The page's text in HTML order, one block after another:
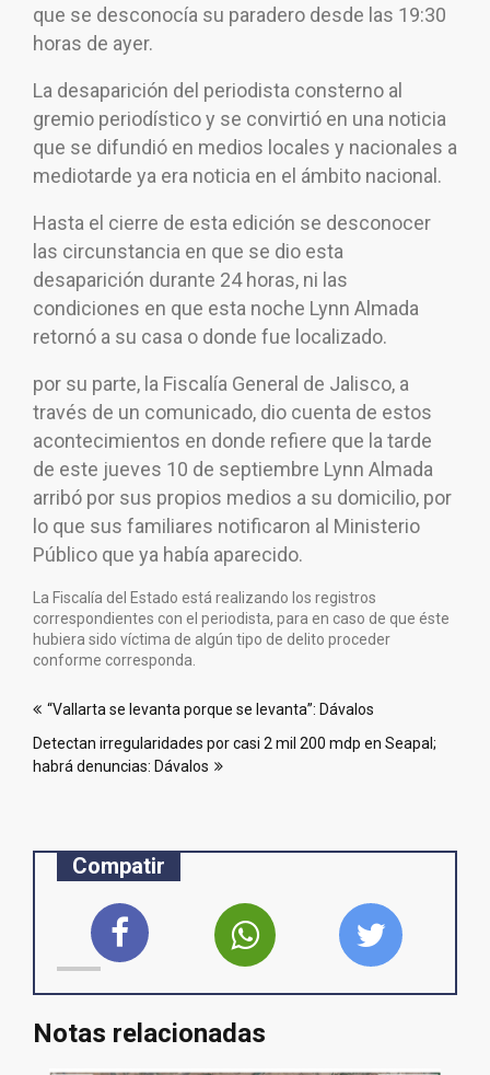
que se desconocía su paradero desde las 19:30
horas de ayer.
La desaparición del periodista consterno al
gremio periodístico y se convirtió en una noticia
que se difundió en medios locales y nacionales a
mediotarde ya era noticia en el ámbito nacional.
Hasta el cierre de esta edición se desconocer
las circunstancia en que se dio esta
desaparición durante 24 horas, ni las
condiciones en que esta noche Lynn Almada
retornó a su casa o donde fue localizado.
por su parte, la Fiscalía General de Jalisco, a
través de un comunicado, dio cuenta de estos
acontecimientos en donde refiere que la tarde
de este jueves 10 de septiembre Lynn Almada
arribó por sus propios medios a su domicilio, por
lo que sus familiares notificaron al Ministerio
Público que ya había aparecido.
La Fiscalía del Estado está realizando los registros
correspondientes con el periodista, para en caso de que éste
hubiera sido víctima de algún tipo de delito proceder
conforme corresponda.
de
entradas
“Vallarta se levanta porque se levanta”: Dávalos
Detectan irregularidades por casi 2 mil 200 mdp en Seapal;
habrá denuncias: Dávalos
Compatir
Notas relacionadas